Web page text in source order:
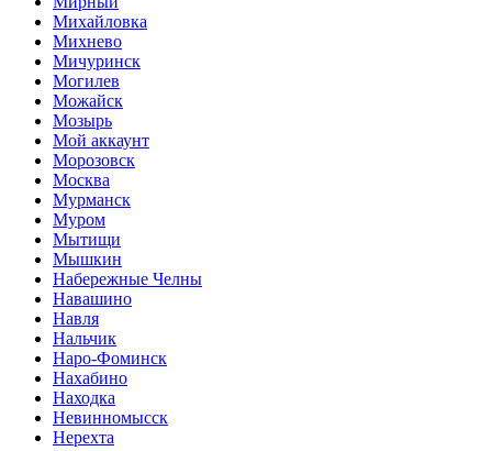
Михайловка
Михнево
Мичуринск
Могилев
Можайск
Мозырь
Мой аккаунт
Морозовск
Москва
Мурманск
Муром
Мытищи
Мышкин
Набережные Челны
Навашино
Навля
Нальчик
Наро-Фоминск
Нахабино
Находка
Невинномысск
Нерехта